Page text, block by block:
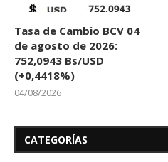
Tasa de Cambio BCV 04
de agosto de 2026:
752,0943 Bs/USD
(+0,4418%)
04/08/2026
CATEGORÍAS